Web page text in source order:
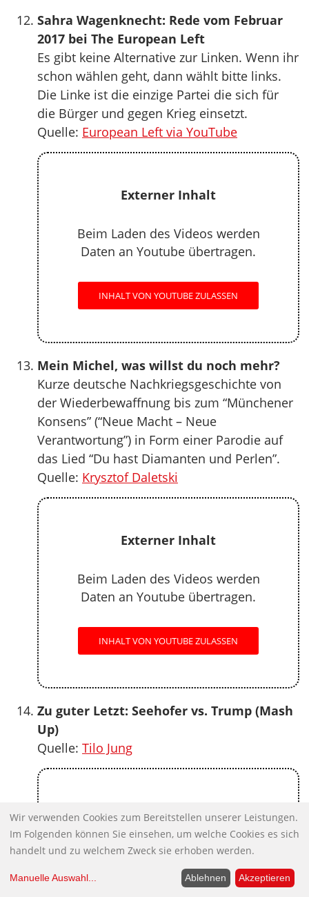
Sahra Wagenknecht: Rede vom Februar
2017 bei The European Left
Es gibt keine Alternative zur Linken. Wenn ihr
schon wählen geht, dann wählt bitte links.
Die Linke ist die einzige Partei die sich für
die Bürger und gegen Krieg einsetzt.
Quelle: European Left via YouTube
Externer Inhalt
Beim Laden des Videos werden
Daten an Youtube übertragen.
INHALT VON YOUTUBE ZULASSEN
Mein Michel, was willst du noch mehr?
Kurze deutsche Nachkriegsgeschichte von
der Wiederbewaffnung bis zum “Münchener
Konsens” (“Neue Macht – Neue
Verantwortung”) in Form einer Parodie auf
das Lied “Du hast Diamanten und Perlen”.
Quelle: Krysztof Daletski
Externer Inhalt
Beim Laden des Videos werden
Daten an Youtube übertragen.
INHALT VON YOUTUBE ZULASSEN
Zu guter Letzt: Seehofer vs. Trump (Mash
Up)
Quelle: Tilo Jung
Externer Inhalt
Beim Laden des Videos werden
Daten an Youtube übertragen.
Wir verwenden Cookies zum Bereitstellen unserer Leistungen.
Im Folgenden können Sie einsehen, um welche Cookies es sich
handelt und zu welchem Zweck sie erhoben werden.
Manuelle Auswahl... Ablehnen Akzeptieren